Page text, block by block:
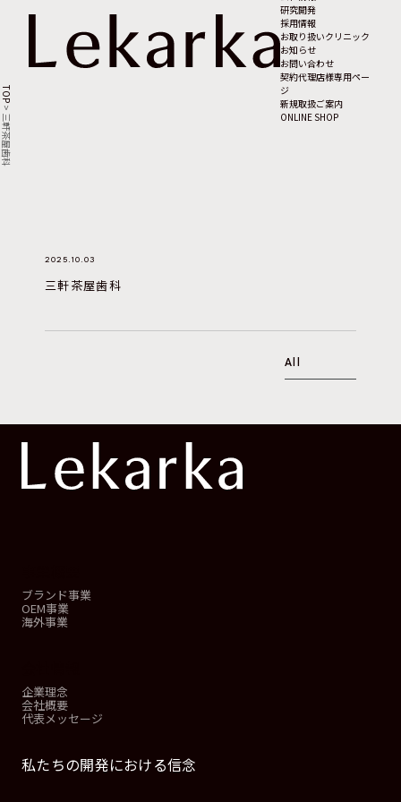
研究開発
採用情報
お取り扱いクリニック
お知らせ
お問い合わせ
契約代理店様専用ペー
ジ
新規取扱ご案内
ONLINE SHOP
TOP
>
三軒茶屋歯科
2025.10.03
三軒茶屋歯科
All
ブランド事業
OEM事業
海外事業
企業理念
会社概要
代表メッセージ
私たちの開発における信念